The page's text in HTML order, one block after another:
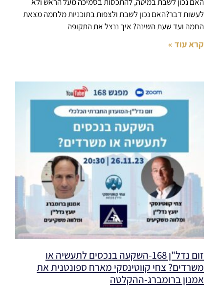
לעשות דבר?האם נכון לשבת ולצפות בתוכניות מלחמה מצאת
החמה ועד שעת השינה? איך ננצל את התקופה
קרא עוד »
זום נדל"ן 168-השקעה בנכסים לתעשיה או
משרדים? צחי קווטינסקי מארח ספונטנית את
אמנון ברומברג-ההקלטה